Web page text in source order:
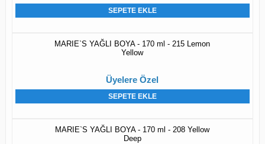
SEPETE EKLE
MARIE`S YAĞLI BOYA - 170 ml - 215 Lemon
Yellow
Üyelere Özel
SEPETE EKLE
MARIE`S YAĞLI BOYA - 170 ml - 208 Yellow
Deep